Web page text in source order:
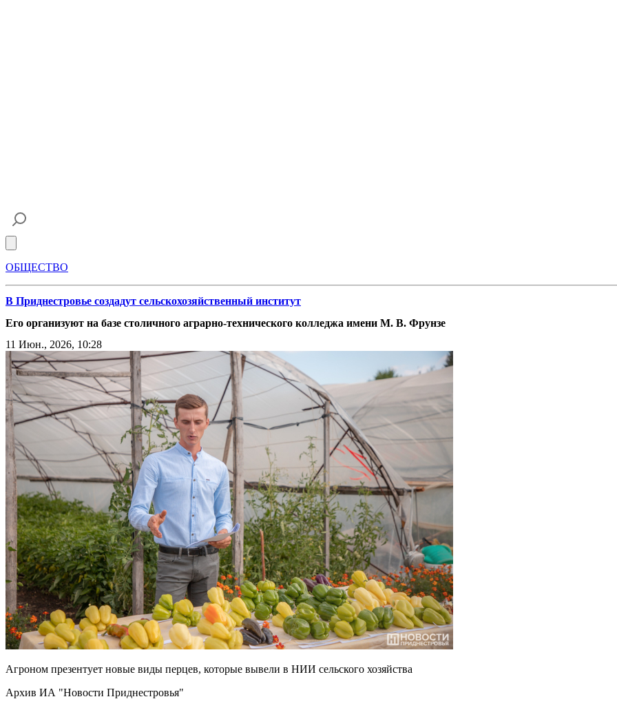
ОБЩЕСТВО
В Приднестровье создадут сельскохозяйственный институт
Его организуют на базе столичного аграрно-технического колледжа имени М. В. Фрунзе
11 Июн., 2026, 10:28
Агроном презентует новые виды перцев, которые вывели в НИИ сельского хозяйства
Архив ИА "Новости Приднестровья"